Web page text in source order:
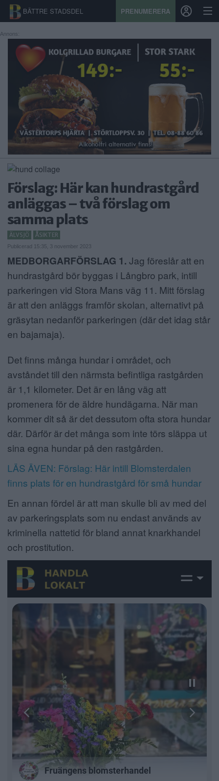
BÄTTRE STADSDEL PRENUMERERA
START
STADSDEL
PRENUMERATION
SPORT
ÅSIKTER
KALENDER
KONTAKT
SAMARBETEN
ANNONSERA
NÄRINGSLIV
MER
Annons:
Förslag: Här kan hundrastgård
anläggas – två förslag om
samma plats
ÄLVSJÖ ÅSIKTER
Publicerad 15:35, 3 november 2023
MEDBORGARFÖRSLAG 1. Jag föreslår att en
hundrastgård bör byggas i Långbro park, intill
parkeringen vid Stora Mans väg 11. Mitt förslag
är att den anläggs framför skolan, alternativt på
gräsytan nedanför parkeringen (där det idag står
en bajamaja).
Det finns många hundar i området, och
avståndet till den närmsta befintliga rastgården
är 1,1 kilometer. Det är en lång väg att
promenera för de äldre hundägarna. När man
kommer dit så är det dessutom ofta stora hundar
där. Därför är det många som inte törs släppa ut
sina egna hundar på den rastgården.
LÄS ÄVEN: Förslag: Här intill Blomsterdalen
finns plats för en hundrastgård för små hundar
En annan fördel är att man skulle bli av med del
av parkeringsplats som nu endast används av
kriminella nattetid för bland annat knarkhandel
och prostitution.